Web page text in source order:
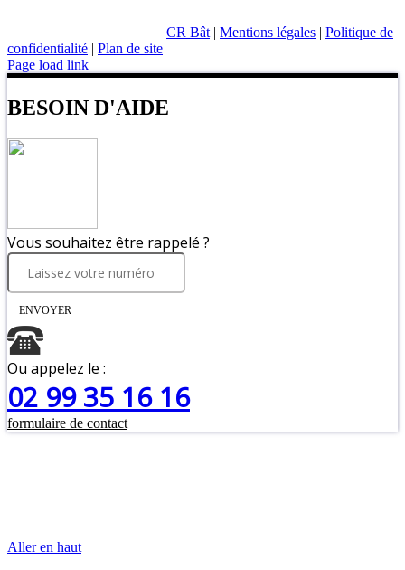
CR Bât | Mentions légales | Politique de
confidentialité | Plan de site
Page load link
BESOIN D'AIDE
Vous souhaitez être rappelé ?
ENVOYER
Ou appelez le :
02 99 35 16 16
formulaire de contact
Aller en haut